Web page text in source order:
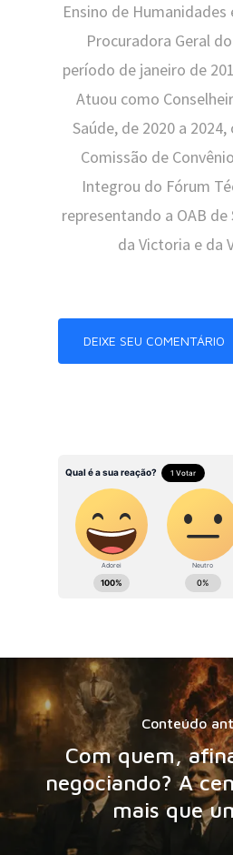
Ensino de Humanidades
Procuradora Geral
período de janeiro de
Atuou como
Saúde, de 2020 a
Comissão de
Integrou do Fórum
representando a OAB
da Victoria e da
DEIXE SEU COMENTÁRIO
Conteúdo
Com quem,
negociando? A
mais que